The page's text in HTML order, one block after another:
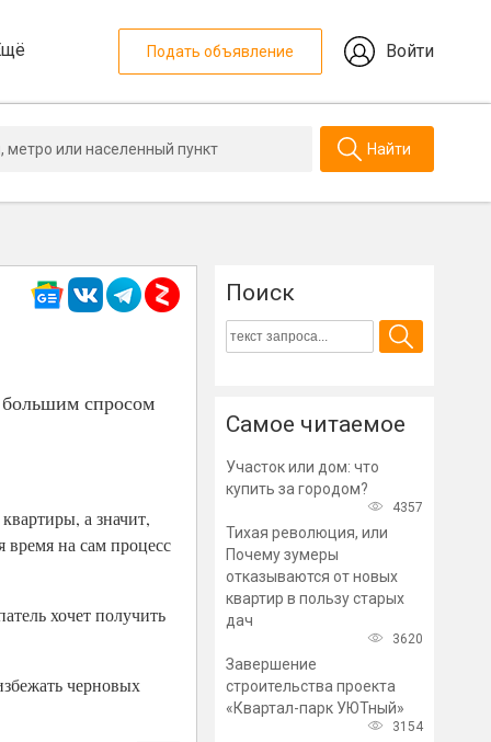
Подать объявление Войти
Найти
большим спросом
а значит,
на сам процесс
хочет получить
черновых
Поиск
Самое читаемое
Участок или дом: что
купить за городом?
4357
Тихая революция, или
Почему зумеры
отказываются от новых
квартир в пользу старых
дач
3620
Завершение
строительства проекта
«Квартал-парк УЮТный»
3154